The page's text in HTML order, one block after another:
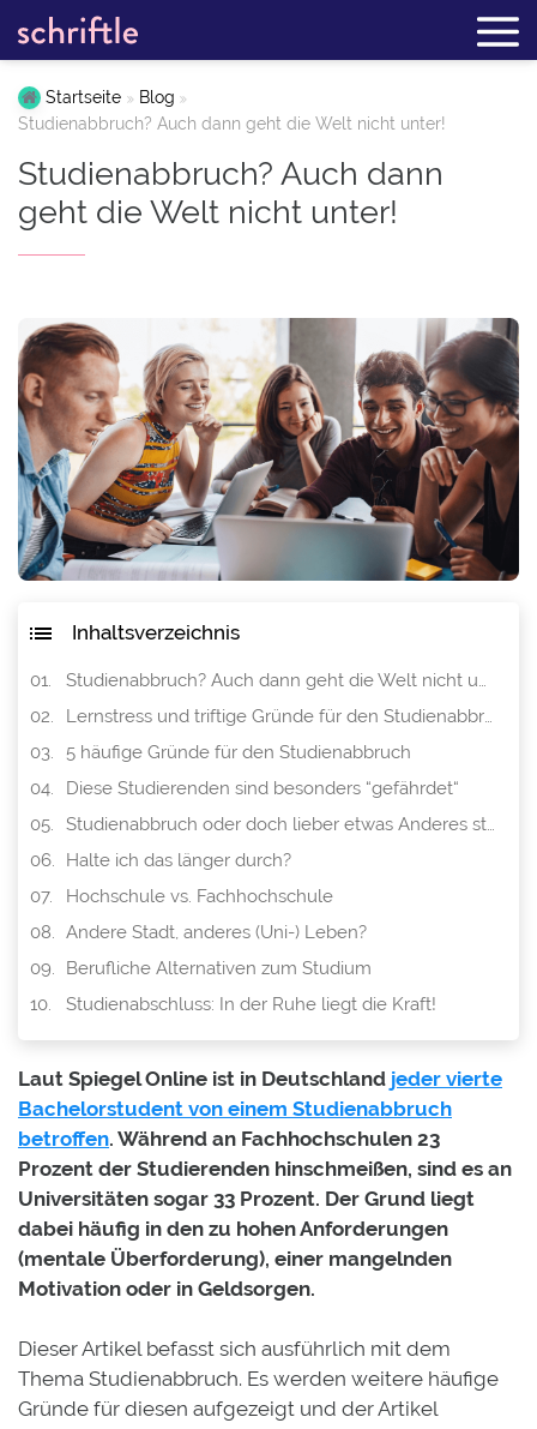
Startseite
Blog
Studienabbruch? Auch dann geht die Welt nicht unter!
Studienabbruch? Auch dann
geht die Welt nicht unter!
Inhaltsverzeichnis
Studienabbruch? Auch dann geht die Welt nicht unter!
Lernstress und triftige Gründe für den Studienabbruch
5 häufige Gründe für den Studienabbruch
Diese Studierenden sind besonders “gefährdet“
Studienabbruch oder doch lieber etwas Anderes studieren?
Halte ich das länger durch?
Hochschule vs. Fachhochschule
Andere Stadt, anderes (Uni-) Leben?
Berufliche Alternativen zum Studium
Studienabschluss: In der Ruhe liegt die Kraft!
Der Studienabbruch als persönliche Chance
Alles Wissenswerte zum Thema Studienabbruch - Fazit
Laut Spiegel Online ist in Deutschland jeder vierte
Bachelorstudent von einem Studienabbruch
betroffen. Während an Fachhochschulen 23
Prozent der Studierenden hinschmeißen, sind es an
Universitäten sogar 33 Prozent. Der Grund liegt
dabei häufig in den zu hohen Anforderungen
(mentale Überforderung), einer mangelnden
Motivation oder in Geldsorgen.
Dieser Artikel befasst sich ausführlich mit dem
Thema Studienabbruch. Es werden weitere häufige
Gründe für diesen aufgezeigt und der Artikel